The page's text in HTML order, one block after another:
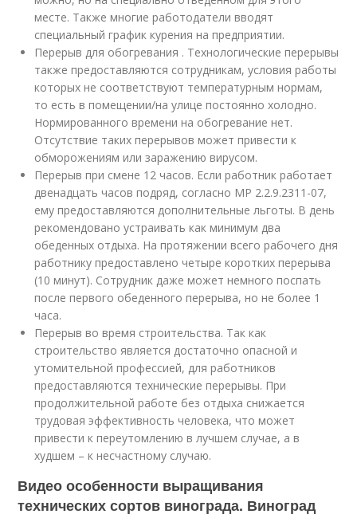
месте. Также многие работодатели вводят
специальный график курения на предприятии.
Перерыв для обогревания . Технологические перерывы
также предоставляются сотрудникам, условия работы
которых не соответствуют температурным нормам,
то есть в помещении/на улице постоянно холодно.
Нормированного времени на обогревание нет.
Отсутствие таких перерывов может привести к
обморожениям или заражению вирусом.
Перерыв при смене 12 часов. Если работник работает
двенадцать часов подряд, согласно МР 2.2.9.2311-07,
ему предоставляются дополнительные льготы. В день
рекомендовано устраивать как минимум два
обеденных отдыха. На протяжении всего рабочего дня
работнику предоставлено четыре коротких перерыва
(10 минут). Сотрудник даже может немного поспать
после первого обеденного перерыва, но не более 1
часа.
Перерыв во время строительства. Так как
строительство является достаточно опасной и
утомительной профессией, для работников
предоставляются технические перерывы. При
продолжительной работе без отдыха снижается
трудовая эффективность человека, что может
привести к переутомлению в лучшем случае, а в
худшем – к несчастному случаю.
Видео особенности выращивания
технических сортов винограда. Виноград